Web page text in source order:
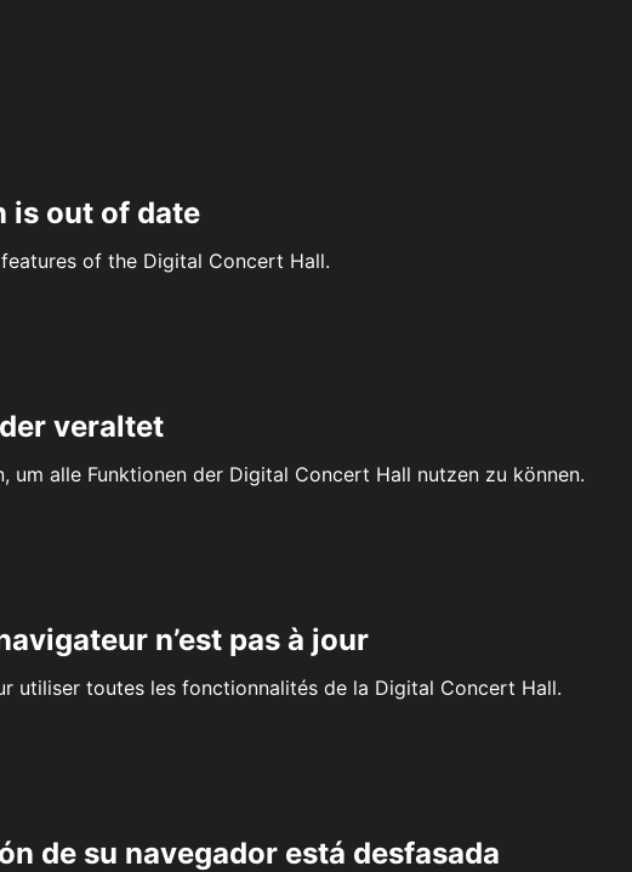
is out of date
of the Digital Concert Hall.
veraltet
um alle Funktionen der Digital Concert Hall nutzen zu können.
n’est pas à jour
utiliser toutes les fonctionnalités de la Digital Concert Hall.
de su navegador está desfasada